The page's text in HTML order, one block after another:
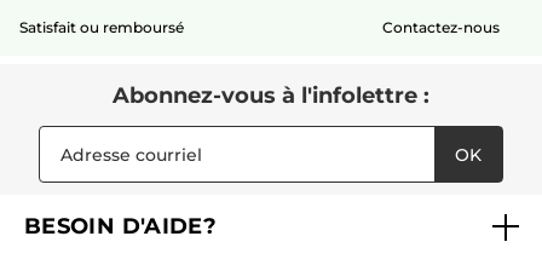
Satisfait ou remboursé Contactez-nous
Abonnez-vous à l'infolettre :
OK
BESOIN D'AIDE?